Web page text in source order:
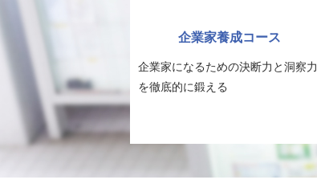
企業家養成コース
企業家になるための決断力と洞察力
を徹底的に鍛える